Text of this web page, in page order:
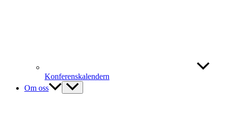
Konferenskalendern
Om oss